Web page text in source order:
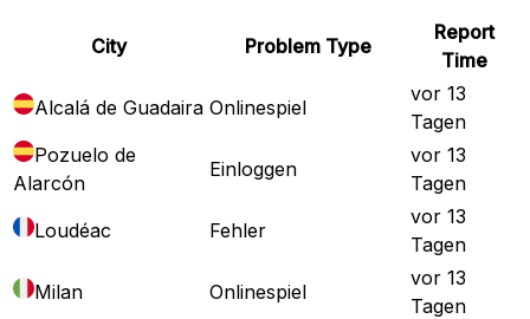
City Problem Type
Report
Time
Alcalá de Guadaira Onlinespiel
vor 13
Tagen
Pozuelo de
Alarcón
Einloggen
vor 13
Tagen
Loudéac
Fehler
vor 13
Tagen
Milan
Onlinespiel
vor 13
Tagen